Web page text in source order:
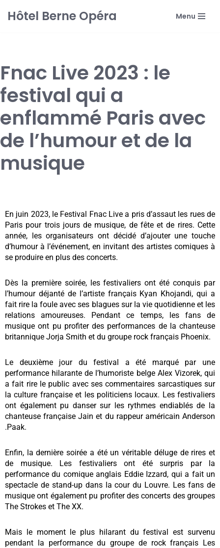
Hôtel Berne Opéra Menu
Fnac Live 2023 : le
festival qui a
enflammé Paris avec
de l’humour et de la
musique
En juin 2023, le Festival Fnac Live a pris d’assaut les rues de
Paris pour trois jours de musique, de fête et de rires. Cette
année, les organisateurs ont décidé d’ajouter une touche
d’humour à l’événement, en invitant des artistes comiques à
se produire en plus des concerts.
Dès la première soirée, les festivaliers ont été conquis par
l’humour déjanté de l’artiste français Kyan Khojandi, qui a
fait rire la foule avec ses blagues sur la vie quotidienne et les
relations amoureuses. Pendant ce temps, les fans de
musique ont pu profiter des performances de la chanteuse
britannique Jorja Smith et du groupe rock français Phoenix.
Le deuxième jour du festival a été marqué par une
performance hilarante de l’humoriste belge Alex Vizorek, qui
a fait rire le public avec ses commentaires sarcastiques sur
la culture française et les politiciens locaux. Les festivaliers
ont également pu danser sur les rythmes endiablés de la
chanteuse française Jain et du rappeur américain Anderson
.Paak.
Enfin, la dernière soirée a été un véritable déluge de rires et
de musique. Les festivaliers ont été surpris par la
performance du comique anglais Eddie Izzard, qui a fait un
spectacle de stand-up dans la cour du Louvre. Les fans de
musique ont également pu profiter des concerts des groupes
The Strokes et The XX.
Mais le moment le plus hilarant du festival est survenu
pendant la performance du groupe de rock français Les